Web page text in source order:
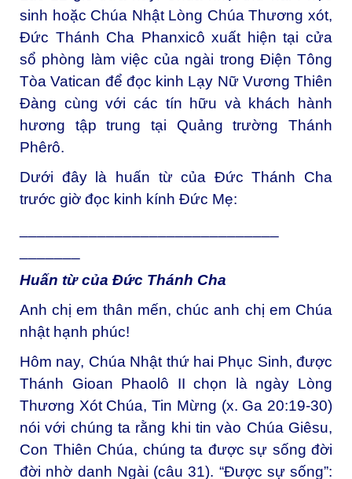
sinh hoặc Chúa Nhật Lòng Chúa Thương xót,
Đức Thánh Cha Phanxicô xuất hiện tại cửa
sổ phòng làm việc của ngài trong Điện Tông
Tòa Vatican để đọc kinh Lạy Nữ Vương Thiên
Đàng cùng với các tín hữu và khách hành
hương tập trung tại Quảng trường Thánh
Phêrô.
Dưới đây là huấn từ của Đức Thánh Cha
trước giờ đọc kinh kính Đức Mẹ:
Huấn từ của Đức Thánh Cha
Anh chị em thân mến, chúc anh chị em Chúa
nhật hạnh phúc!
Hôm nay, Chúa Nhật thứ hai Phục Sinh, được
Thánh Gioan Phaolô II chọn là ngày Lòng
Thương Xót Chúa, Tin Mừng (x. Ga 20:19-30)
nói với chúng ta rằng khi tin vào Chúa Giêsu,
Con Thiên Chúa, chúng ta được sự sống đời
đời nhờ danh Ngài (câu 31). “Được sự sống”: